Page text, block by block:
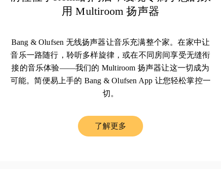
用 Multiroom 扬声器
Bang & Olufsen 无线扬声器让音乐充满整个家。在家中让
音乐一路随行，聆听多样旋律，或在不同房间享受无缝衔
接的音乐体验——我们的 Multiroom 扬声器让这一切成为
可能。简便易上手的 Bang & Olufsen App 让您轻松掌控一
切。
了解更多Link Opens in New Tab